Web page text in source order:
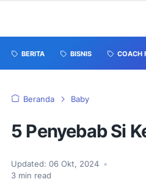
BERITA BISNIS COACH
Beranda Baby
5 Penyebab Si
Updated: 06 Okt, 2024 •
3 min read